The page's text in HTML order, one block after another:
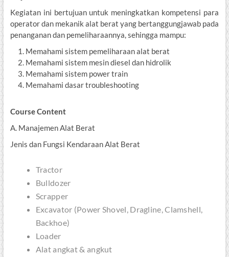
Kegiatan ini bertujuan untuk meningkatkan kompetensi para
operator dan mekanik alat berat yang bertanggungjawab pada
penanganan dan pemeliharaannya, sehingga mampu:
Memahami sistem pemeliharaan alat berat
Memahami sistem mesin diesel dan hidrolik
Memahami sistem power train
Memahami dasar troubleshooting
Course Content
A. Manajemen Alat Berat
Jenis dan Fungsi Kendaraan Alat Berat
Tractor
Bulldozer
Scrapper
Excavator (Power Shovel, Dragline, Clamshell,
Backhoe)
Loader
Alat angkat & angkut